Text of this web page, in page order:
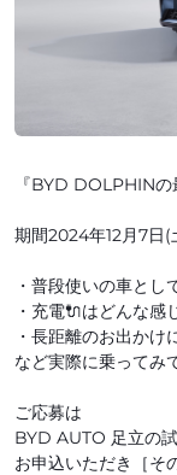
『BYD DOLPHINの
期間2024年12月7日(
・普段使いの車とし
・充電🔌はどんな感
・長距離のお出かけ
など実際に乗ってみ
ご応募は
BYD AUTO 足立の
お申込いただき［そ